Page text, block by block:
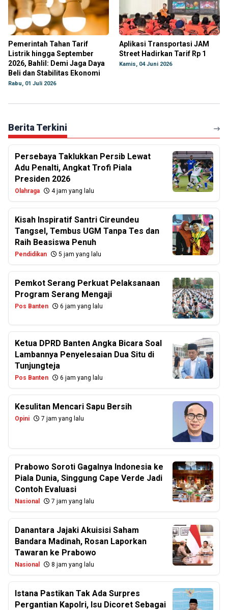
Pemerintah Tahan Tarif
Listrik hingga September
2026, Bahlil: Demi Jaga Daya
Beli dan Stabilitas Ekonomi
Rabu, 01 Juli 2026
Aplikasi Transportasi JAM
Street Hadirkan Tarif Rp 1
Kamis, 04 Juni 2026
Berita Terkini
Persebaya Taklukkan Persib Lewat
Adu Penalti, Angkat Trofi Piala
Presiden 2026
Olahraga 4 jam yang lalu
Kisah Inspiratif Santri Cireundeu
Tangsel, Tembus UGM Tanpa Tes dan
Raih Beasiswa Penuh
Pendidikan 5 jam yang lalu
Pemkot Serang Perkuat Pelaksanaan
Program Serang Mengaji
Pos Banten 6 jam yang lalu
Ketua DPRD Banten Angka Bicara Soal
Lambannya Penyelesaian Dua Situ di
Tunjungteja
Pos Banten 6 jam yang lalu
Kesulitan Mencari Sapu Bersih
Opini 7 jam yang lalu
Prabowo Soroti Gagalnya Indonesia ke
Piala Dunia, Singgung Cape Verde Jadi
Contoh Evaluasi
Nasional 7 jam yang lalu
Danantara Jajaki Akuisisi Saham
Bandara Madinah, Rosan Laporkan
Tawaran ke Prabowo
Nasional 8 jam yang lalu
Istana Pastikan Tak Ada Surpres
Pergantian Kapolri, Isu Dicoret Sebagai